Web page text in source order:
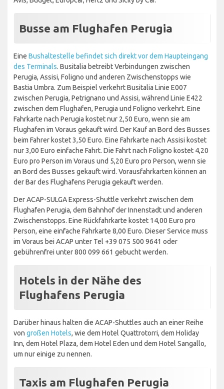
Busse am Flughafen Perugia
Eine Bushaltestelle befindet sich direkt vor dem Haupteingang
des Terminals. Busitalia betreibt Verbindungen zwischen
Perugia, Assisi, Foligno und anderen Zwischenstopps wie
Bastia Umbra. Zum Beispiel verkehrt Busitalia Linie E007
zwischen Perugia, Petrignano und Assisi, während Linie E422
zwischen dem Flughafen, Perugia und Foligno verkehrt. Eine
Fahrkarte nach Perugia kostet nur 2,50 Euro, wenn sie am
Flughafen im Voraus gekauft wird. Der Kauf an Bord des Busses
beim Fahrer kostet 3,50 Euro. Eine Fahrkarte nach Assisi kostet
nur 3,00 Euro einfache Fahrt. Die Fahrt nach Foligno kostet 4,20
Euro pro Person im Voraus und 5,20 Euro pro Person, wenn sie
an Bord des Busses gekauft wird. Vorausfahrkarten können an
der Bar des Flughafens Perugia gekauft werden.
Der ACAP-SULGA Express-Shuttle verkehrt zwischen dem
Flughafen Perugia, dem Bahnhof der Innenstadt und anderen
Zwischenstopps. Eine Rückfahrkarte kostet 14,00 Euro pro
Person, eine einfache Fahrkarte 8,00 Euro. Dieser Service muss
im Voraus bei ACAP unter Tel +39 075 500 9641 oder
gebührenfrei unter 800 099 661 gebucht werden.
Hotels in der Nähe des
Flughafens Perugia
Darüber hinaus halten die ACAP-Shuttles auch an einer Reihe
von großen Hotels, wie dem Hotel Quattrotorri, dem Holiday
Inn, dem Hotel Plaza, dem Hotel Eden und dem Hotel Sangallo,
um nur einige zu nennen.
Taxis am Flughafen Perugia